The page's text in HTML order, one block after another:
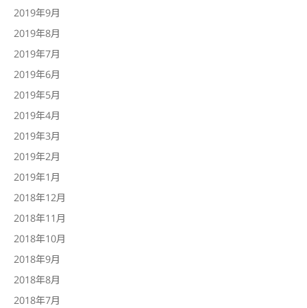
2019年9月
2019年8月
2019年7月
2019年6月
2019年5月
2019年4月
2019年3月
2019年2月
2019年1月
2018年12月
2018年11月
2018年10月
2018年9月
2018年8月
2018年7月